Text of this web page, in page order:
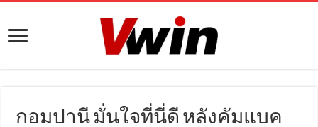
กอมปานี มั่นใจที่นี่ดี หลังคัมแบค